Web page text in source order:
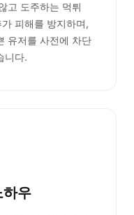
고 도주하는 먹튀
피해를 방지하며,
유저를 사전에 차단
니다.
하우